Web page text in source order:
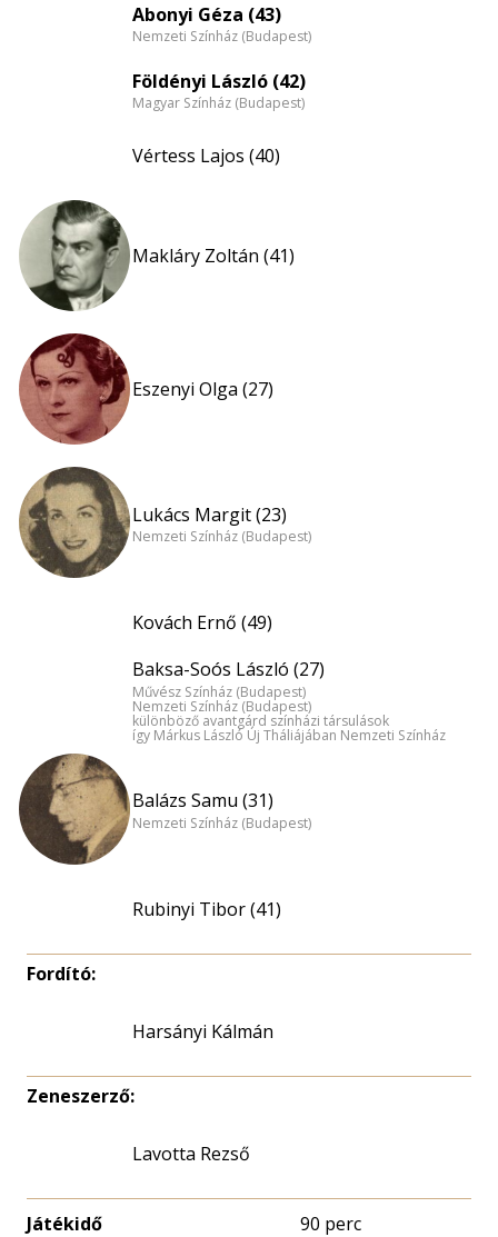
Abonyi Géza (43)
Nemzeti Színház (Budapest)
Földényi László (42)
Magyar Színház (Budapest)
Vértess Lajos (40)
Makláry Zoltán (41)
Eszenyi Olga (27)
Lukács Margit (23)
Nemzeti Színház (Budapest)
Kovách Ernő (49)
Baksa-Soós László (27)
Művész Színház (Budapest)
Nemzeti Színház (Budapest)
különböző avantgárd színházi társulások
így Márkus László Új Tháliájában Nemzeti Színház
Balázs Samu (31)
Nemzeti Színház (Budapest)
Rubinyi Tibor (41)
Fordító:
Harsányi Kálmán
Zeneszerző:
Lavotta Rezső
Játékidő 90 perc